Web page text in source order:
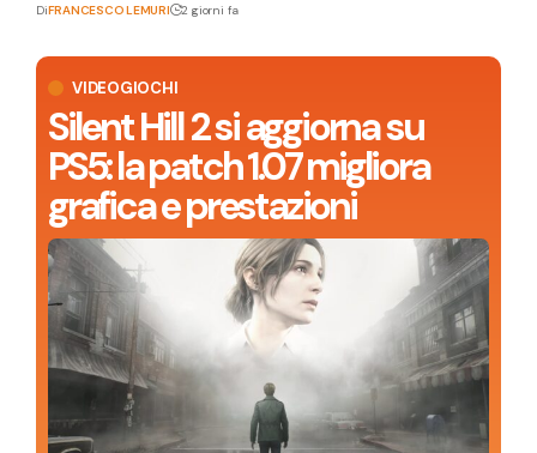
VIDEOGIOCHI
Silent Hill 2 si aggiorna su
PS5: la patch 1.07 migliora
grafica e prestazioni
DiFRANCESCO LEMURI 2 giorni fa